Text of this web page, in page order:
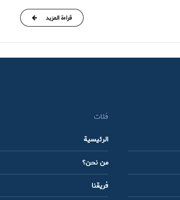
قراءة المزيد
فئات
الرئيسية
من نحن؟
فريقنا